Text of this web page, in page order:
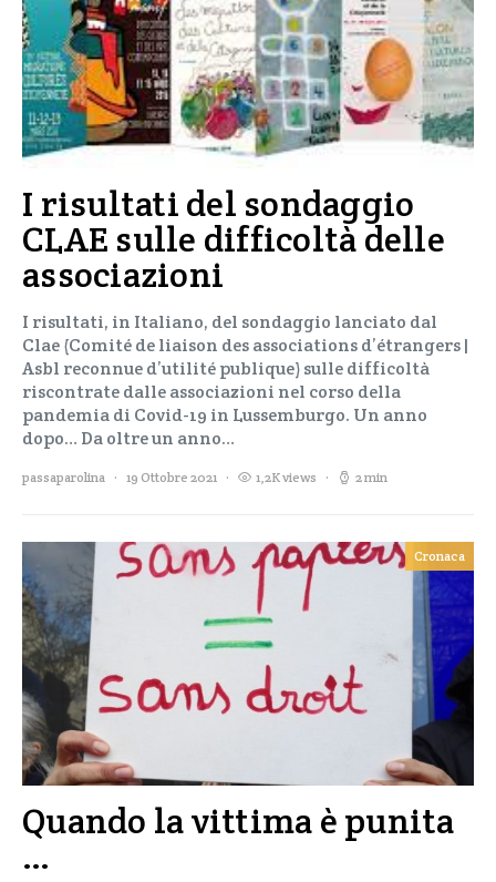
I risultati del sondaggio
CLAE sulle difficoltà delle
associazioni
I risultati, in Italiano, del sondaggio lanciato dal
Clae (Comité de liaison des associations d’étrangers |
Asbl reconnue d’utilité publique) sulle difficoltà
riscontrate dalle associazioni nel corso della
pandemia di Covid-19 in Lussemburgo. Un anno
dopo… Da oltre un anno…
passaparolina 19 Ottobre 2021 1,2K views 2 min
Cronaca
Quando la vittima è punita
…